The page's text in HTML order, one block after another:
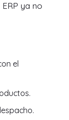
ya no
el